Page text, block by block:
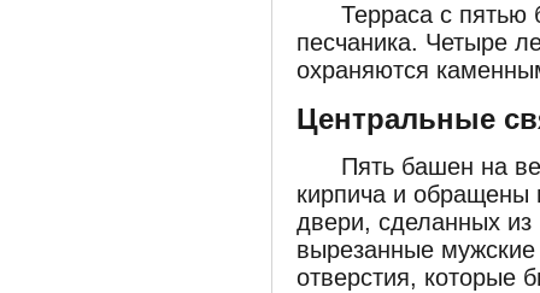
Терраса с пятью
песчаника. Четыре
охраняются
Центральные
Пять башен на
кирпича и
двери, сделанных из
вырезанные
отверстия, которые